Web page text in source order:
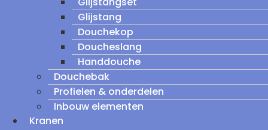
Glijstang
Douchekop
Doucheslang
Handdouche
Douchebak
Profielen & onderdelen
Inbouw elementen
Kranen